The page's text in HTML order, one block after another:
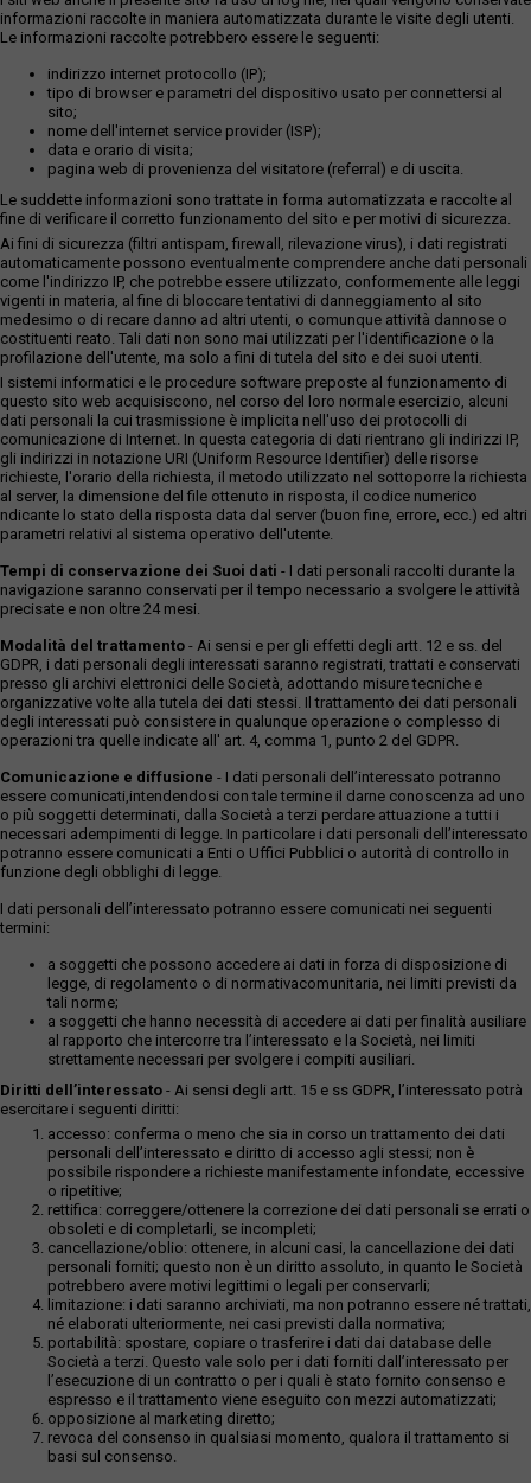
informazioni raccolte in maniera automatizzata durante le visite degli utenti.
Le informazioni raccolte potrebbero essere le seguenti:
indirizzo internet protocollo (IP);
tipo di browser e parametri del dispositivo usato per connettersi al
sito;
nome dell'internet service provider (ISP);
data e orario di visita;
pagina web di provenienza del visitatore (referral) e di uscita.
Le suddette informazioni sono trattate in forma automatizzata e raccolte al
fine di verificare il corretto funzionamento del sito e per motivi di sicurezza.
Ai fini di sicurezza (filtri antispam, firewall, rilevazione virus), i dati registrati
automaticamente possono eventualmente comprendere anche dati personali
come l'indirizzo IP, che potrebbe essere utilizzato, conformemente alle leggi
vigenti in materia, al fine di bloccare tentativi di danneggiamento al sito
medesimo o di recare danno ad altri utenti, o comunque attività dannose o
costituenti reato. Tali dati non sono mai utilizzati per l'identificazione o la
profilazione dell'utente, ma solo a fini di tutela del sito e dei suoi utenti.
I sistemi informatici e le procedure software preposte al funzionamento di
questo sito web acquisiscono, nel corso del loro normale esercizio, alcuni
dati personali la cui trasmissione è implicita nell'uso dei protocolli di
comunicazione di Internet. In questa categoria di dati rientrano gli indirizzi IP,
gli indirizzi in notazione URI (Uniform Resource Identifier) delle risorse
richieste, l'orario della richiesta, il metodo utilizzato nel sottoporre la richiesta
al server, la dimensione del file ottenuto in risposta, il codice numerico
ndicante lo stato della risposta data dal server (buon fine, errore, ecc.) ed altri
parametri relativi al sistema operativo dell'utente.
Tempi di conservazione dei Suoi dati - I dati personali raccolti durante la
navigazione saranno conservati per il tempo necessario a svolgere le attività
precisate e non oltre 24 mesi.
Modalità del trattamento - Ai sensi e per gli effetti degli artt. 12 e ss. del
GDPR, i dati personali degli interessati saranno registrati, trattati e conservati
presso gli archivi elettronici delle Società, adottando misure tecniche e
organizzative volte alla tutela dei dati stessi. Il trattamento dei dati personali
degli interessati può consistere in qualunque operazione o complesso di
operazioni tra quelle indicate all' art. 4, comma 1, punto 2 del GDPR.
Comunicazione e diffusione - I dati personali dell’interessato potranno
essere comunicati,intendendosi con tale termine il darne conoscenza ad uno
o più soggetti determinati, dalla Società a terzi perdare attuazione a tutti i
necessari adempimenti di legge. In particolare i dati personali dell’interessato
potranno essere comunicati a Enti o Uffici Pubblici o autorità di controllo in
funzione degli obblighi di legge.
I dati personali dell’interessato potranno essere comunicati nei seguenti
termini:
a soggetti che possono accedere ai dati in forza di disposizione di
legge, di regolamento o di normativacomunitaria, nei limiti previsti da
tali norme;
a soggetti che hanno necessità di accedere ai dati per finalità ausiliare
al rapporto che intercorre tra l’interessato e la Società, nei limiti
strettamente necessari per svolgere i compiti ausiliari.
Diritti dell’interessato - Ai sensi degli artt. 15 e ss GDPR, l’interessato potrà
esercitare i seguenti diritti:
accesso: conferma o meno che sia in corso un trattamento dei dati
personali dell’interessato e diritto di accesso agli stessi; non è
possibile rispondere a richieste manifestamente infondate, eccessive
o ripetitive;
rettifica: correggere/ottenere la correzione dei dati personali se errati o
obsoleti e di completarli, se incompleti;
cancellazione/oblio: ottenere, in alcuni casi, la cancellazione dei dati
personali forniti; questo non è un diritto assoluto, in quanto le Società
potrebbero avere motivi legittimi o legali per conservarli;
limitazione: i dati saranno archiviati, ma non potranno essere né trattati,
né elaborati ulteriormente, nei casi previsti dalla normativa;
portabilità: spostare, copiare o trasferire i dati dai database delle
Società a terzi. Questo vale solo per i dati forniti dall’interessato per
l’esecuzione di un contratto o per i quali è stato fornito consenso e
espresso e il trattamento viene eseguito con mezzi automatizzati;
opposizione al marketing diretto;
revoca del consenso in qualsiasi momento, qualora il trattamento si
basi sul consenso.